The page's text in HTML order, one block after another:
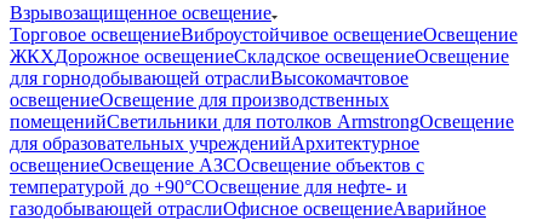
Взрывозащищенное освещение
Торговое освещениеВиброустойчивое освещениеОсвещение
ЖКХДорожное освещениеСкладское освещениеОсвещение
для горнодобывающей отраслиВысокомачтовое
освещениеОсвещение для производственных
помещенийСветильники для потолков ArmstrongОсвещение
для образовательных учрежденийАрхитектурное
освещениеОсвещение АЗСОсвещение объектов с
температурой до +90°СОсвещение для нефте- и
газодобывающей отраслиОфисное освещениеАварийное